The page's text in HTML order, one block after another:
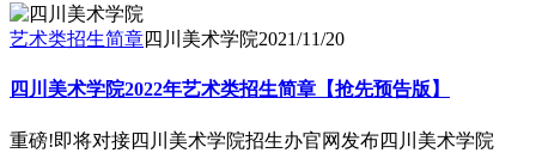
艺术类招生简章四川美术学院2021/11/20
四川美术学院2022年艺术类招生简章【抢先预告版】
重磅!即将对接四川美术学院招生办官网发布四川美术学院